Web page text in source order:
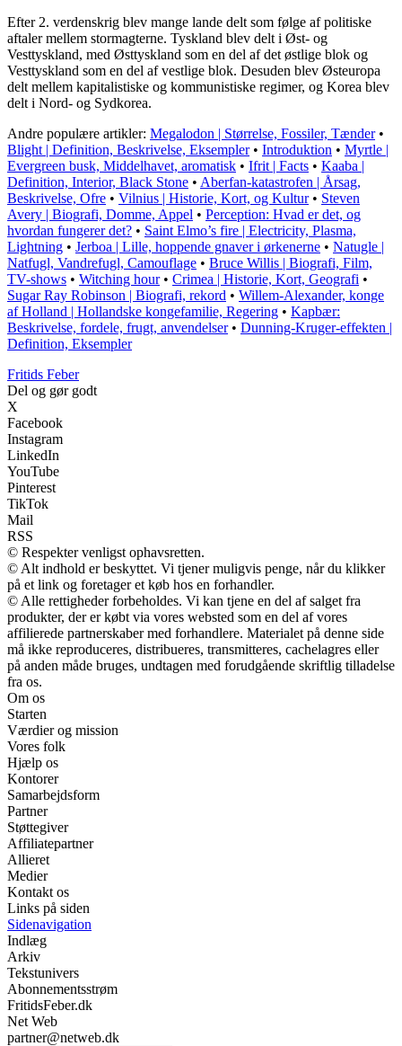
Efter 2. verdenskrig blev mange lande delt som følge af politiske
aftaler mellem stormagterne. Tyskland blev delt i Øst- og
Vesttyskland, med Østtyskland som en del af det østlige blok og
Vesttyskland som en del af vestlige blok. Desuden blev Østeuropa
delt mellem kapitalistiske og kommunistiske regimer, og Korea blev
delt i Nord- og Sydkorea.
Andre populære artikler: Megalodon | Størrelse, Fossiler, Tænder•
Blight | Definition, Beskrivelse, Eksempler• Introduktion • Myrtle |
Evergreen busk, Middelhavet, aromatisk • Ifrit | Facts • Kaaba |
Definition, Interior, Black Stone • Aberfan-katastrofen | Årsag,
Beskrivelse, Ofre • Vilnius | Historie, Kort, og Kultur• Steven
Avery | Biografi, Domme, Appel • Perception: Hvad er det, og
hvordan fungerer det? • Saint Elmo’s fire | Electricity, Plasma,
Lightning • Jerboa | Lille, hoppende gnaver i ørkenerne • Natugle |
Natfugl, Vandrefugl, Camouflage • Bruce Willis | Biografi, Film,
TV-shows • Witching hour• Crimea | Historie, Kort, Geografi •
Sugar Ray Robinson | Biografi, rekord • Willem-Alexander, konge
af Holland | Hollandske kongefamilie, Regering • Kapbær:
Beskrivelse, fordele, frugt, anvendelser• Dunning-Kruger-effekten |
Definition, Eksempler
Fritids Feber
Del og gør godt
X
Facebook
Instagram
LinkedIn
YouTube
Pinterest
TikTok
Mail
RSS
© Respekter venligst ophavsretten.
© Alt indhold er beskyttet. Vi tjener muligvis penge, når du klikker
på et link og foretager et køb hos en forhandler.
© Alle rettigheder forbeholdes. Vi kan tjene en del af salget fra
produkter, der er købt via vores websted som en del af vores
affilierede partnerskaber med forhandlere. Materialet på denne side
må ikke reproduceres, distribueres, transmitteres, cachelagres eller
på anden måde bruges, undtagen med forudgående skriftlig tilladelse
fra os.
Om os
Starten
Værdier og mission
Vores folk
Hjælp os
Kontorer
Samarbejdsform
Partner
Støttegiver
Affiliatepartner
Allieret
Medier
Kontakt os
Links på siden
Sidenavigation
Indlæg
Arkiv
Tekstunivers
Abonnementsstrøm
FritidsFeber.dk
Net Web
partner@netweb.dk